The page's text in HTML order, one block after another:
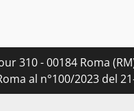
310 - 00184 Roma
al n°100/2023 del